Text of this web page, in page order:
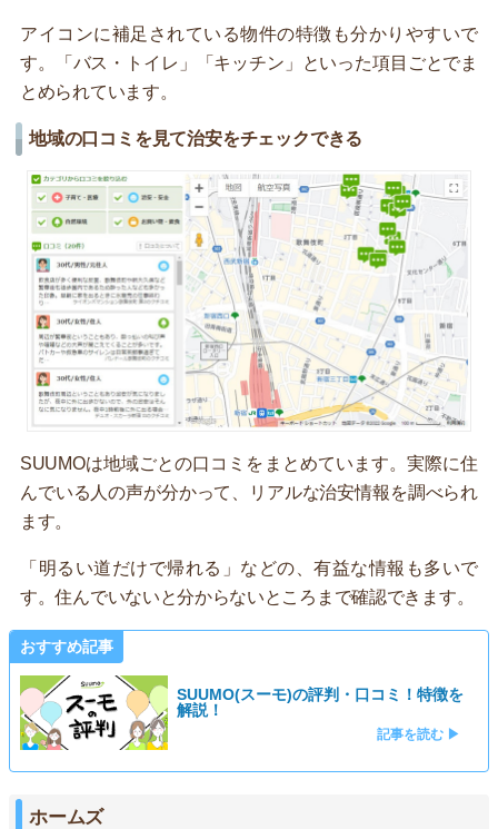
アイコンに補足されている物件の特徴も分かりやすいで
す。「バス・トイレ」「キッチン」といった項目ごとでま
とめられています。
地域の口コミを見て治安をチェックできる
SUUMOは地域ごとの口コミをまとめています。実際に住
んでいる人の声が分かって、リアルな治安情報を調べられ
ます。
「明るい道だけで帰れる」などの、有益な情報も多いで
す。住んでいないと分からないところまで確認できます。
おすすめ記事
SUUMO(スーモ)の評判・口コミ！特徴を
解説！
記事を読む ▶
ホームズ